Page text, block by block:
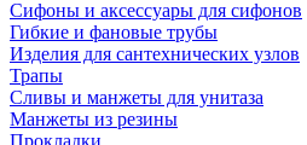
Сифоны и аксессуары для сифонов
Гибкие и фановые трубы
Изделия для сантехнических узлов
Трапы
Сливы и манжеты для унитаза
Манжеты из резины
Прокладки